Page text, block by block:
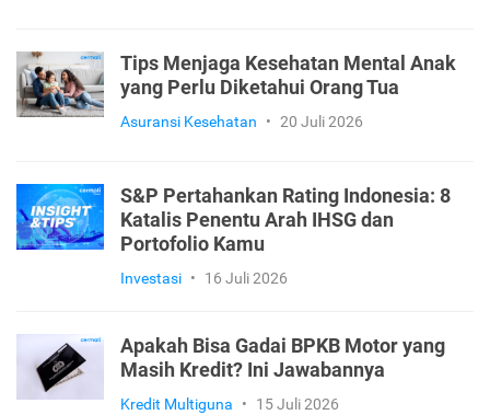
Tips Menjaga Kesehatan Mental Anak
yang Perlu Diketahui Orang Tua
Asuransi Kesehatan • 20 Juli 2026
S&P Pertahankan Rating Indonesia: 8
Katalis Penentu Arah IHSG dan
Portofolio Kamu
Investasi • 16 Juli 2026
Apakah Bisa Gadai BPKB Motor yang
Masih Kredit? Ini Jawabannya
Kredit Multiguna • 15 Juli 2026